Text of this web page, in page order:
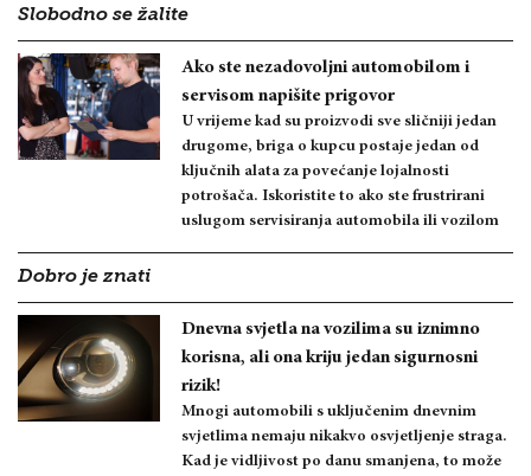
Slobodno se žalite
Ako ste nezadovoljni automobilom i
servisom napišite prigovor
U vrijeme kad su proizvodi sve sličniji jedan
drugome, briga o kupcu postaje jedan od
ključnih alata za povećanje lojalnosti
potrošača. Iskoristite to ako ste frustrirani
uslugom servisiranja automobila ili vozilom
Dobro je znati
Dnevna svjetla na vozilima su iznimno
korisna, ali ona kriju jedan sigurnosni
rizik!
Mnogi automobili s uključenim dnevnim
svjetlima nemaju nikakvo osvjetljenje straga.
Kad je vidljivost po danu smanjena, to može